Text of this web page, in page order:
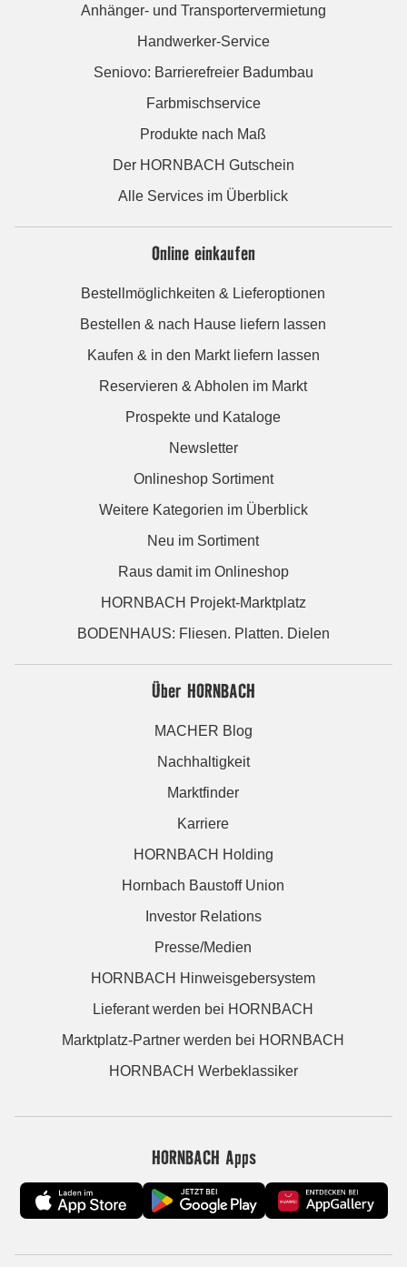
Anhänger- und Transportervermietung
Handwerker-Service
Seniovo: Barrierefreier Badumbau
Farbmischservice
Produkte nach Maß
Der HORNBACH Gutschein
Alle Services im Überblick
Online einkaufen
Bestellmöglichkeiten & Lieferoptionen
Bestellen & nach Hause liefern lassen
Kaufen & in den Markt liefern lassen
Reservieren & Abholen im Markt
Prospekte und Kataloge
Newsletter
Onlineshop Sortiment
Weitere Kategorien im Überblick
Neu im Sortiment
Raus damit im Onlineshop
HORNBACH Projekt-Marktplatz
BODENHAUS: Fliesen. Platten. Dielen
Über HORNBACH
MACHER Blog
Nachhaltigkeit
Marktfinder
Karriere
HORNBACH Holding
Hornbach Baustoff Union
Investor Relations
Presse/Medien
HORNBACH Hinweisgebersystem
Lieferant werden bei HORNBACH
Marktplatz-Partner werden bei HORNBACH
HORNBACH Werbeklassiker
HORNBACH Apps